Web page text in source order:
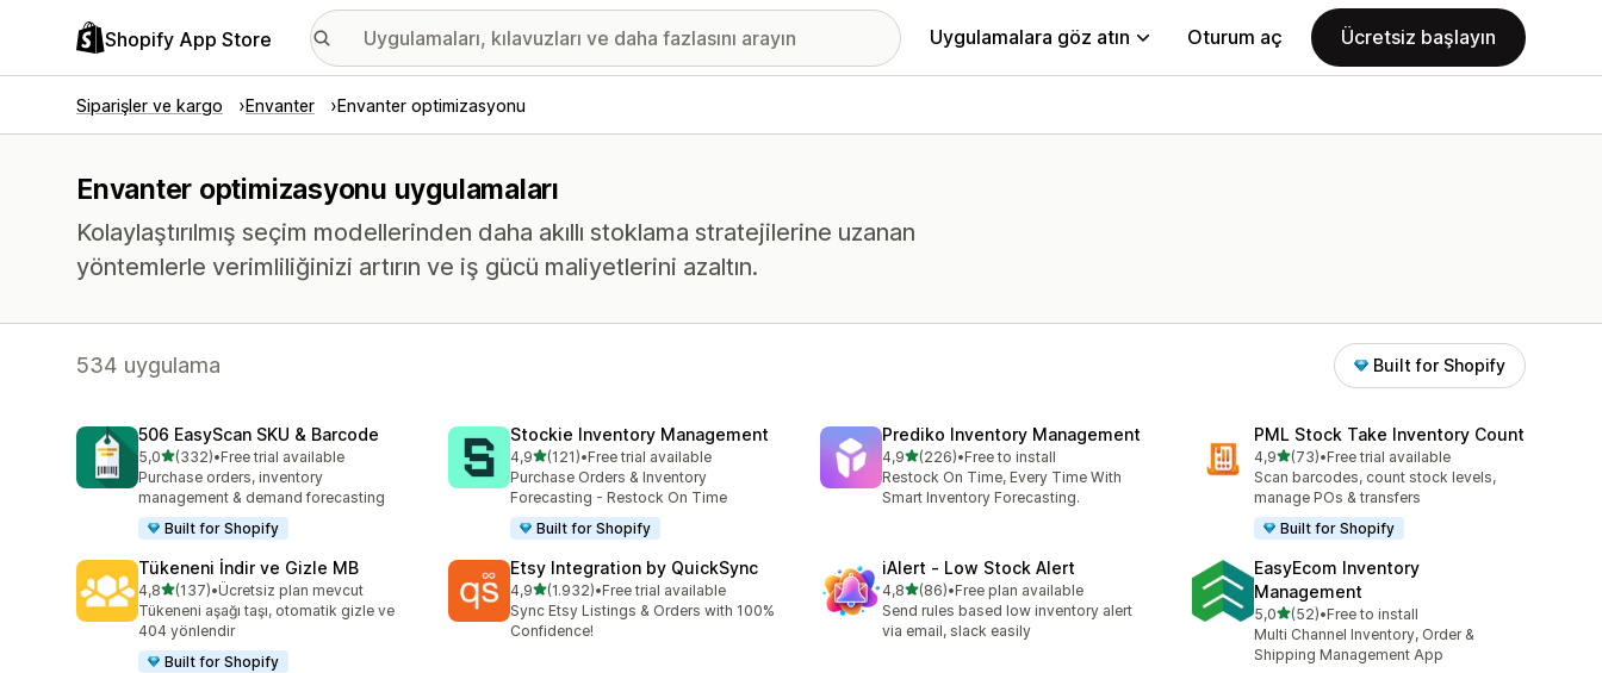
Shopify App Store Uygulamalara göz atın Oturum aç Ücretsiz başlayın
Siparişler ve kargo Envanter Envanter optimizasyonu
Envanter optimizasyonu uygulamaları
Kolaylaştırılmış seçim modellerinden daha akıllı stoklama stratejilerine uzanan
yöntemlerle verimliliğinizi artırın ve iş gücü maliyetlerini azaltın.
534 uygulama Built for Shopify
506 EasyScan SKU & Barcode
5,05 yıldız üzerinden
(332)
toplam 332 değerlendirme
•Free trial available
Purchase orders, inventory
management & demand forecasting
Built for Shopify
Stockie Inventory Management
4,95 yıldız üzerinden
(121)
toplam 121 değerlendirme
•Free trial available
Purchase Orders & Inventory
Forecasting - Restock On Time
Built for Shopify
Prediko Inventory Management
4,95 yıldız üzerinden
(226)
toplam 226 değerlendirme
•Free to install
Restock On Time, Every Time With
Smart Inventory Forecasting.
PML Stock Take Inventory Count
4,95 yıldız üzerinden
(73)
toplam 73 değerlendirme
•Free trial available
Scan barcodes, count stock levels,
manage POs & transfers
Built for Shopify
Tükeneni İndir ve Gizle MB
4,85 yıldız üzerinden
(137)
toplam 137 değerlendirme
•Ücretsiz plan mevcut
Tükeneni aşağı taşı, otomatik gizle ve
404 yönlendir
Built for Shopify
Etsy Integration by QuickSync
4,95 yıldız üzerinden
(1.932)
toplam 1932 değerlendirme
•Free trial available
Sync Etsy Listings & Orders with 100%
Confidence!
iAlert ‑ Low Stock Alert
4,85 yıldız üzerinden
(86)
toplam 86 değerlendirme
•Free plan available
Send rules based low inventory alert
via email, slack easily
EasyEcom Inventory
Management
5,05 yıldız üzerinden
(52)
toplam 52 değerlendirme
•Free to install
Multi Channel Inventory, Order &
Shipping Management App